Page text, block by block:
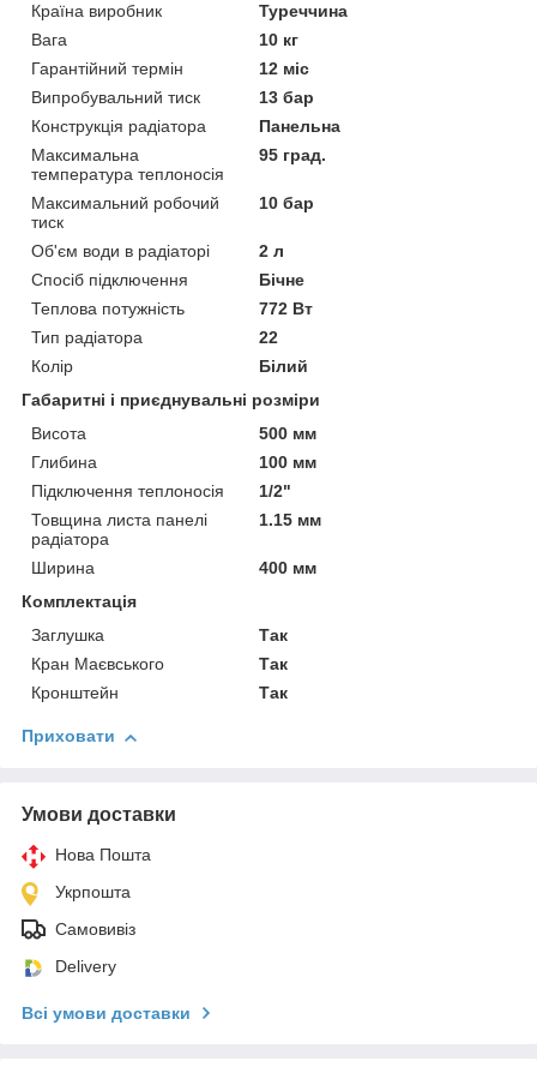
Країна виробник
Туреччина
Вага
10 кг
Гарантійний термін
12 міс
Випробувальний тиск
13 бар
Конструкція радіатора
Панельна
Максимальна
температура теплоносія
95 град.
Максимальний робочий
тиск
10 бар
Об'єм води в радіаторі
2 л
Спосіб підключення
Бічне
Теплова потужність
772 Вт
Тип радіатора
22
Колір
Білий
Габаритні і приєднувальні розміри
Висота
500 мм
Глибина
100 мм
Підключення теплоносія
1/2"
Товщина листа панелі
радіатора
1.15 мм
Ширина
400 мм
Комплектація
Заглушка
Так
Кран Маєвського
Так
Кронштейн
Так
Приховати
Умови доставки
Нова Пошта
Укрпошта
Самовивіз
Delivery
Всі умови доставки